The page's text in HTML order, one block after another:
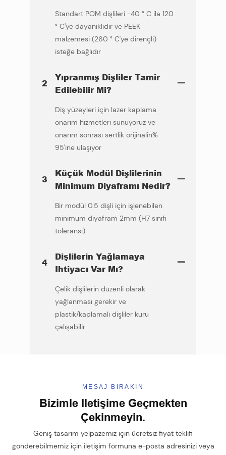
Standart POM dişlileri -40 ° C ila 120
° C'ye dayanıklıdır ve PEEK
malzemesi (260 ° C'ye dirençli)
isteğe bağlıdır
2
Yıpranmış Dişliler Tamir
Edilebilir Mi?
Diş yüzeyleri için lazer kaplama
onarım hizmetleri sunuyoruz ve
onarım sonrası sertlik orijinalin%
95'ine ulaşıyor
3
Küçük Modül Dişlilerinin
Minimum Diyaframı Nedir?
Bir modül 0.5 dişli için işlenebilen
minimum diyafram 2mm (H7 sınıfı
toleransı)
4
Dişlilerin Yağlamaya
Ihtiyacı Var Mı?
Çelik dişlilerin düzenli olarak
yağlanması gerekir ve
plastik/kaplamalı dişliler kuru
çalışabilir
MESAJ BIRAKIN
Bizimle Iletişime Geçmekten
Çekinmeyin.
Geniş tasarım yelpazemiz için ücretsiz fiyat teklifi
gönderebilmemiz için iletişim formuna e-posta adresinizi veya